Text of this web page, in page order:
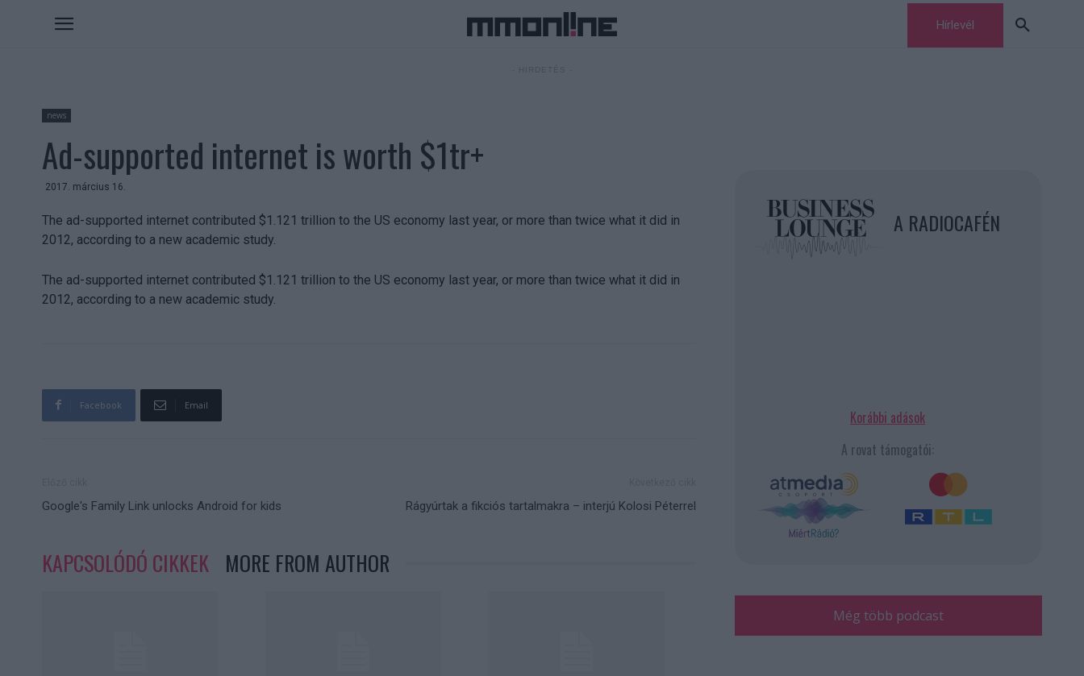
Hírlevél
news
Ad-supported internet is worth $1tr+
2017. március 16.
The ad-supported internet contributed $1.121 trillion to the US economy last year, or more than twice what it did in
2012, according to a new academic study.
The ad-supported internet contributed $1.121 trillion to the US economy last year, or more than twice what it did in
2012, according to a new academic study.
Facebook Email
Google's Family Link unlocks Android for kids Rágyúrtak a fikciós tartalmakra – interjú Kolosi Péterrel
KAPCSOLÓDÓ CIKKEK MORE FROM AUTHOR
A RADIOCAFÉN
Korábbi adások
A rovat támogatói:
Még több podcast